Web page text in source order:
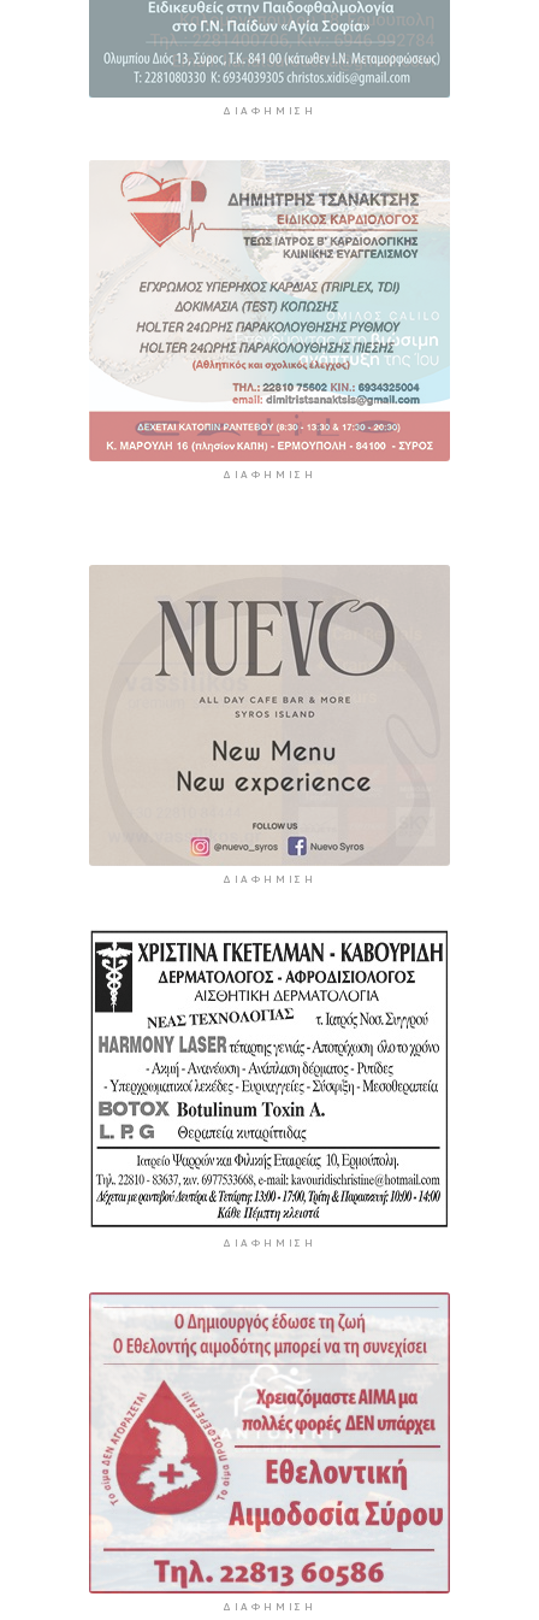
ΔΙΑΦΉΜΙΣΗ
ΔΙΑΦΉΜΙΣΗ
ΔΙΑΦΉΜΙΣΗ
ΔΙΑΦΉΜΙΣΗ
ΔΙΑΦΉΜΙΣΗ